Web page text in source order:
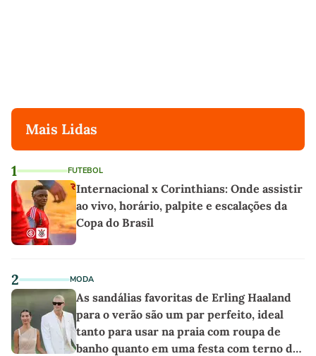
Mais Lidas
1 FUTEBOL
Internacional x Corinthians: Onde assistir
ao vivo, horário, palpite e escalações da
Copa do Brasil
2 MODA
As sandálias favoritas de Erling Haaland
para o verão são um par perfeito, ideal
tanto para usar na praia com roupa de
banho quanto em uma festa com terno de